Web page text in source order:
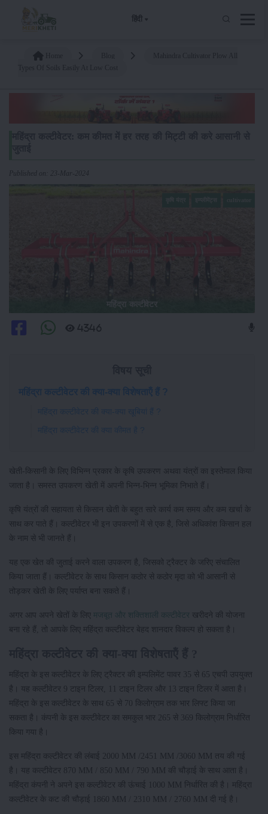
हिंदी
Published on: 23-Mar-2024
महिंद्रा कल्टीवेटर
4346
महिंद्रा कल्टीवेटर की क्या-क्या विशेषताऍं हैं ?
महिंद्रा कल्टीवेटर की क्या-क्या खूबियां हैं ?
महिंद्रा कल्टीवेटर की क्या कीमत है ?
खेती-किसानी के लिए विभिन्न प्रकार के कृषि उपकरण अथवा यंत्रों का इस्तेमाल किया
जाता है। समस्त उपकरण खेती में अपनी भिन्न-भिन्न भूमिका निभाते हैं।
कृषि यंत्रों की सहायता से किसान खेती के बहुत सारे कार्य कम समय और कम खर्चा के
साथ कर पाते हैं। कल्टीवेटर भी इन उपकरणों में से एक है, जिसे अधिकांश किसान हल
के नाम से भी जानते हैं।
यह एक खेत की जुताई करने वाला उपकरण है, जिसको ट्रैक्टर के जरिए संचालित
किया जाता हैं। कल्टीवेटर के साथ किसान कठोर से कठोर मृदा को भी आसानी से
तोड़कर खेती के लिए पर्याप्त बना सकते हैं।
अगर आप अपने खेतों के लिए मजबूत और शक्तिशाली कल्टीवेटर खरीदने की योजना
बना रहे हैं, तो आपके लिए महिंद्रा कल्टीवेटर बेहद शानदार विकल्प हो सकता है।
महिंद्रा के इस कल्टीवेटर के लिए ट्रैक्टर की इम्पलिमेंट पावर 35 से 65 एचपी उपयुक्त
है। यह कल्टीवेटर 9 टाइन टिलर, 11 टाइन टिलर और 13 टाइन टिलर में आता है।
महिंद्रा के इस कल्टीवेटर के साथ 65 से 70 किलोग्राम तक भार लिफ्ट किया जा
सकता है। कंपनी के इस कल्टीवेटर का समकुल भार 265 से 369 किलोग्राम निर्धारित
किया गया है।
इस महिंद्रा कल्टीवेटर की लंबाई 2000 MM /2451 MM /3060 MM तय की गई
है। यह कल्टीवेटर 870 MM / 850 MM / 790 MM की चौड़ाई के साथ आता है।
महिंद्रा कंपनी ने अपने इस कल्टीवेटर की ऊंचाई 1000 MM निर्धारित की है। महिंद्रा
कल्टीवेटर के कट की चौड़ाई 1860 MM / 2310 MM / 2760 MM दी गई है।